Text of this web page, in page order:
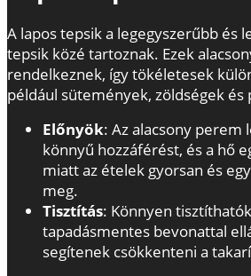
A lapos tepsik a legegyszerűbb és
tepsik közé tartoznak. Ezek
rendelkeznek, így tökéletesek
például sütemények, zöldségek és
Előnyök: Az alacsony perem
könnyű hozzáférést, és a hő
miatt az ételek gyorsan és
meg.
Tisztítás: Könnyen
tapadásmentes bevonattal
segítenek csökkenteni a